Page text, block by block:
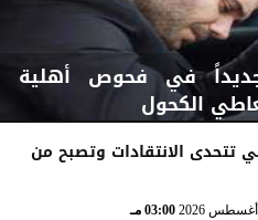
جديداً في فحوص أهلية
الكحول
تتحدى الانتقادات وتصبح من
03:00 مـ